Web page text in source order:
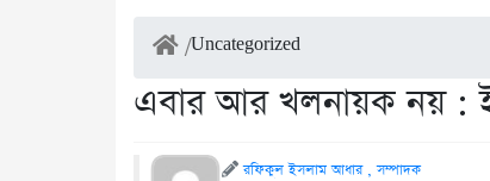
/Uncategorized
এবার আর খলনায়ক নয় :
রফিকুল ইসলাম আধার , সম্পাদক